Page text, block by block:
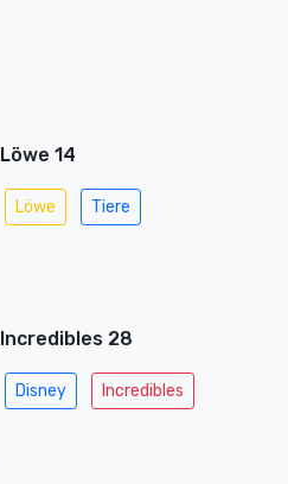
Löwe 14
Löwe Tiere
Incredibles 28
Disney Incredibles